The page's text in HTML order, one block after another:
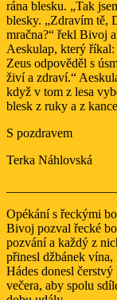
rána blesku. „Tak
blesky. „Zdravím tě,
mračna?“ řekl Bivoj
Aeskulap, který
Zeus odpověděl s
živí a zdraví.“
když v tom z lesa
blesk z ruky a z
S pozdravem
Terka Náhlovská
Opékání s řeckými
Bivoj pozval řecké
pozvání a každý z
přinesl džbánek vína,
Hádes donesl
večera, aby spolu